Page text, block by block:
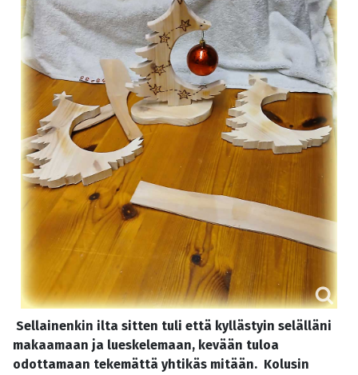
Sellainenkin ilta sitten tuli että kyllästyin selälläni
makaamaan ja lueskelemaan, kevään tuloa
odottamaan tekemättä yhtikäs mitään. Kolusin